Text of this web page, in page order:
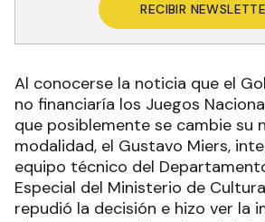
RECIBIR
Al conocerse la noticia que el
no financiaría los Juegos
que posiblemente se cambie su
modalidad, el Gustavo Miers,
equipo técnico del
Especial del Ministerio de
repudió la decisión e hizo ver la